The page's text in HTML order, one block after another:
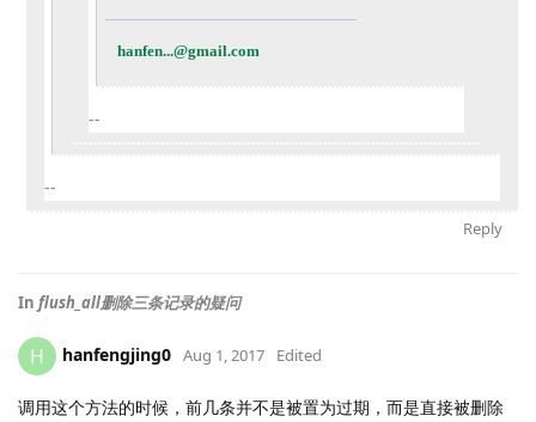
hanfen...@gmail.com
--
--
Reply
In flush_all删除三条记录的疑问
H hanfengjing0 Aug 1, 2017 Edited
调用这个方法的时候，前几条并不是被置为过期，而是直接被删除